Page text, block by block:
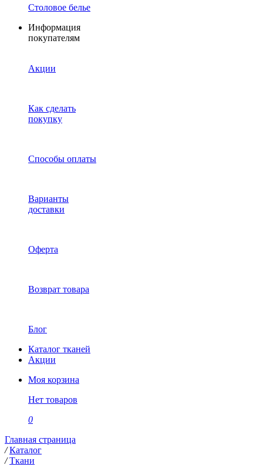
Столовое белье
Информация
покупателям
Акции
Как сделать
покупку
Способы оплаты
Варианты
доставки
Оферта
Возврат товара
Блог
Каталог тканей
Акции
Моя корзина
Нет товаров
0
Главная страница
/ Каталог
/ Ткани